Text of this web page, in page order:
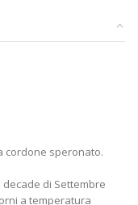
cordone speronato.
di Settembre
a temperatura